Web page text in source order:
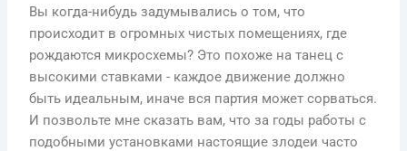
Вы когда-нибудь задумывались о том, что
происходит в огромных чистых помещениях, где
рождаются микросхемы? Это похоже на танец с
высокими ставками - каждое движение должно
быть идеальным, иначе вся партия может сорваться.
И позвольте мне сказать вам, что за годы работы с
подобными установками настоящие злодеи часто